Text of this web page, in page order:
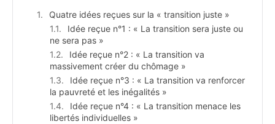
Quatre idées reçues sur la « transition juste »
Idée reçue n°1 : « La transition sera juste ou
ne sera pas »
Idée reçue n°2 : « La transition va
massivement créer du chômage »
Idée reçue n°3 : « La transition va renforcer
la pauvreté et les inégalités »
Idée reçue n°4 : « La transition menace les
libertés individuelles »